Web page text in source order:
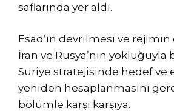
saflarında yer aldı.
Esad’ın devrilmesi ve
İran ve Rusya’nın
Suriye stratejisinde hedef ve
yeniden hesaplanmasını
bölümle karşı karşıya.